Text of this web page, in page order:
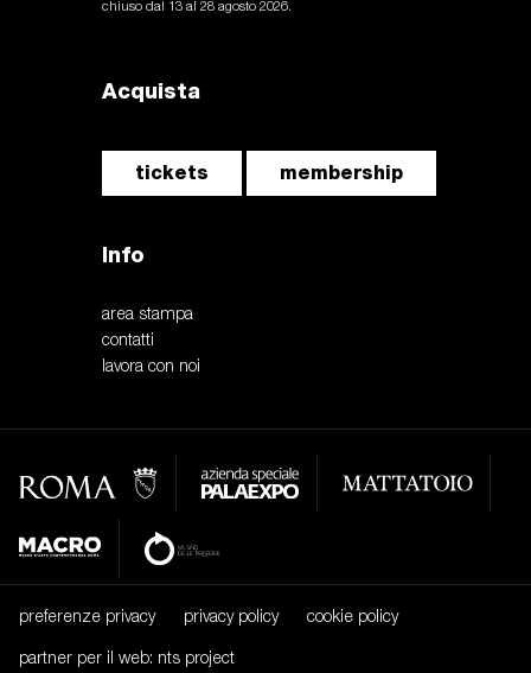
chiuso dal 13 al 28 agosto 2026.
Acquista
tickets membership
Info
area stampa
contatti
lavora con noi
preferenze privacy privacy policy cookie policy
partner per il web: nts project